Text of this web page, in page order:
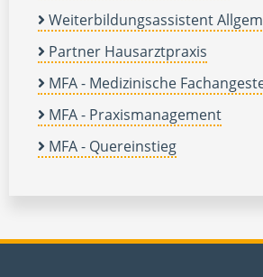
Weiterbildungsassistent
Partner Hausarztpraxis
MFA - Medizinische
MFA - Praxismanagement
MFA - Quereinstieg